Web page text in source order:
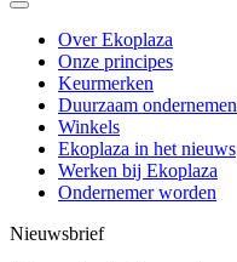
Over Ekoplaza
Onze principes
Keurmerken
Duurzaam ondernemen
Winkels
Ekoplaza in het nieuws
Werken bij Ekoplaza
Ondernemer worden
Nieuwsbrief